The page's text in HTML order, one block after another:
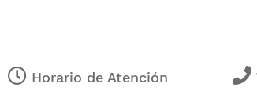
Horario de Atención